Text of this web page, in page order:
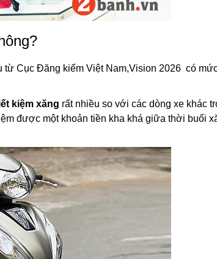
từ Cục Đăng kiểm Việt Nam,Vision 2026 có
kiệm xăng rất nhiều so với các dòng xe khác
được một khoản tiền kha khá giữa thời buổi